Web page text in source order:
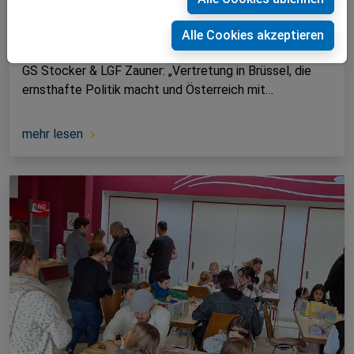
VPNÖ stimmt sich auf EU-Wahl ein
GS Stocker & LGF Zauner: „Vertretung in Brüssel, die
ernsthafte Politik macht und Österreich mit…
mehr lesen
Alle Cookies akzeptieren